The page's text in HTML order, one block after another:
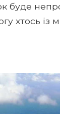
буде
хтось із